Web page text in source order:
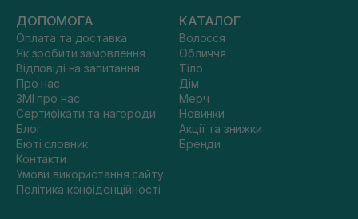
ДОПОМОГА
Оплата та доставка
Як зробити замовлення
Відповіді на запитання
Про нас
ЗМІ про нас
Сертифікати та нагороди
Блог
Бюті словник
Контакти
Умови використання сайту
Політика конфіденційності
КАТАЛОГ
Волосся
Обличчя
Тіло
Дім
Мерч
Новинки
Акції та знижки
Бренди